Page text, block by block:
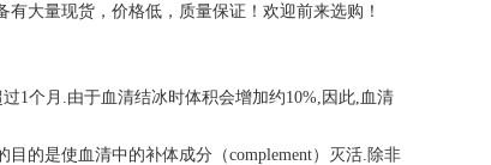
大量现货，价格低，质量保证！欢迎前来选购！
1个月.由于血清结冰时体积会增加约10%,因此,血清
的是使血清中的补体成分（complement）灭活.除非